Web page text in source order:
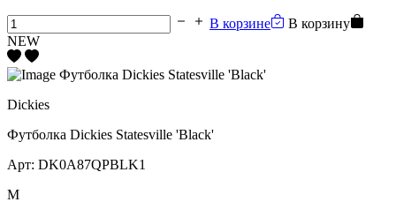
В корзине
В корзину
NEW
Dickies
Футболка Dickies Statesville 'Black'
Арт: DK0A87QPBLK1
M